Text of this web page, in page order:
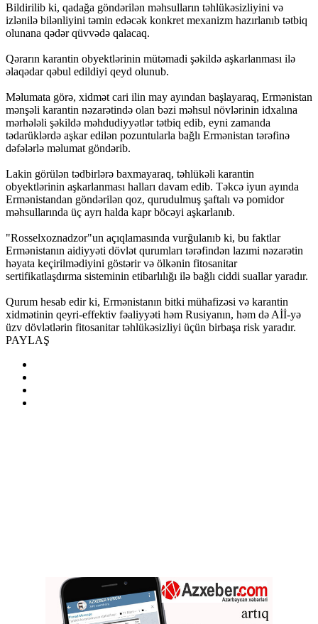
Bildirilib ki, qadağa göndərilən məhsulların təhlükəsizliyini və
izlənilə bilənliyini təmin edəcək konkret mexanizm hazırlanıb tətbiq
olunana qədər qüvvədə qalacaq.
Qərarın karantin obyektlərinin mütəmadi şəkildə aşkarlanması ilə
əlaqədar qəbul edildiyi qeyd olunub.
Məlumata görə, xidmət cari ilin may ayından başlayaraq, Ermənistan
mənşəli karantin nəzarətində olan bəzi məhsul növlərinin idxalına
mərhələli şəkildə məhdudiyyətlər tətbiq edib, eyni zamanda
tədarüklərdə aşkar edilən pozuntularla bağlı Ermənistan tərəfinə
dəfələrlə məlumat göndərib.
Lakin görülən tədbirlərə baxmayaraq, təhlükəli karantin
obyektlərinin aşkarlanması halları davam edib. Təkcə iyun ayında
Ermənistandan göndərilən qoz, qurudulmuş şaftalı və pomidor
məhsullarında üç ayrı halda kapr böcəyi aşkarlanıb.
"Rosselxoznadzor"un açıqlamasında vurğulanıb ki, bu faktlar
Ermənistanın aidiyyəti dövlət qurumları tərəfindən lazımi nəzarətin
həyata keçirilmədiyini göstərir və ölkənin fitosanitar
sertifikatlaşdırma sisteminin etibarlılığı ilə bağlı ciddi suallar yaradır.
Qurum hesab edir ki, Ermənistanın bitki mühafizəsi və karantin
xidmətinin qeyri-effektiv fəaliyyəti həm Rusiyanın, həm də Aİİ-yə
üzv dövlətlərin fitosanitar təhlükəsizliyi üçün birbaşa risk yaradır.
PAYLAŞ